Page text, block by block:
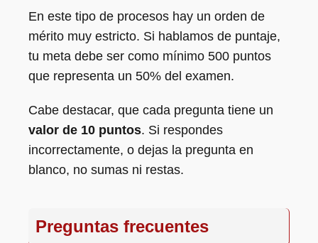
En este tipo de procesos hay un orden de
mérito muy estricto. Si hablamos de puntaje,
tu meta debe ser como mínimo 500 puntos
que representa un 50% del examen.
Cabe destacar, que cada pregunta tiene un
valor de 10 puntos. Si respondes
incorrectamente, o dejas la pregunta en
blanco, no sumas ni restas.
Preguntas frecuentes